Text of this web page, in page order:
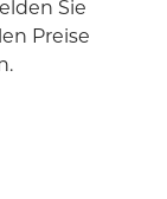
Sie
Preise